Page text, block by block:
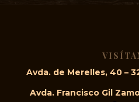
Avda. de Merelles, 40 –
Avda. Francisco Gil